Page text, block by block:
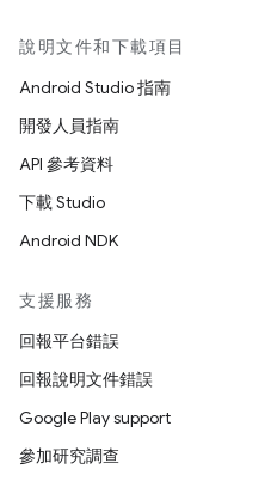
說明文件和下載項目
Android Studio 指南
開發人員指南
API 參考資料
下載 Studio
Android NDK
支援服務
回報平台錯誤
回報說明文件錯誤
Google Play support
參加研究調查